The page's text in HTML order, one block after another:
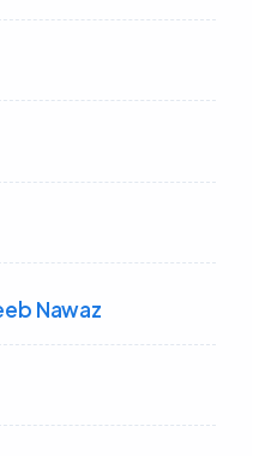
Nawaz